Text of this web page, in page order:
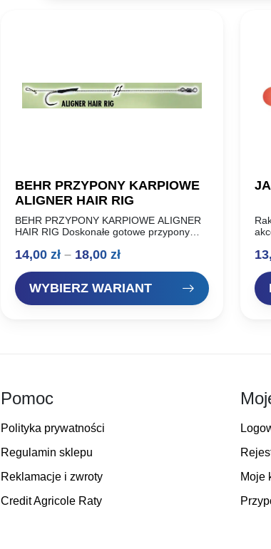
BEHR PRZYPONY KARPIOWE
ALIGNER HAIR RIG
BEHR PRZYPONY KARPIOWE ALIGNER
HAIR RIG Doskonałe gotowe przypony
behr. Przypony są wykonane na bardzo
powiązane z najwyższej…
14,00 zł – 18,00 złZakres
cen:
od
WYBIERZ WARIANT
Pomoc
Polityka prywatności
Regulamin sklepu
Reklamacje i zwroty
Credit Agricole Raty
Moje